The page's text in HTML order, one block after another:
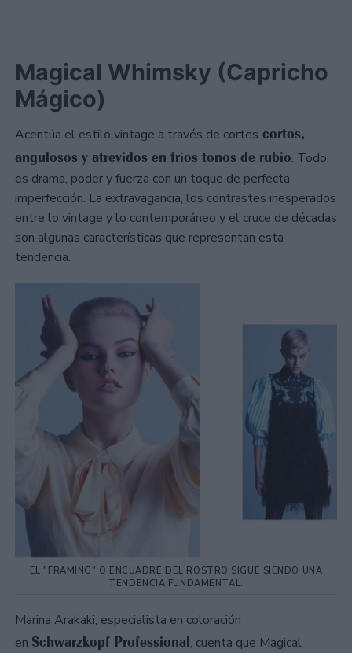
Magical Whimsky (Capricho
Mágico)
Acentúa el estilo vintage a través de cortes cortos,
angulosos y atrevidos en fríos tonos de rubio. Todo
es drama, poder y fuerza con un toque de perfecta
imperfección. La extravagancia, los contrastes inesperados
entre lo vintage y lo contemporáneo y el cruce de décadas
son algunas características que representan esta
tendencia.
EL "FRAMING" O ENCUADRE DEL ROSTRO SIGUE SIENDO UNA
TENDENCIA FUNDAMENTAL.
Marina Arakaki, especialista en coloración
en Schwarzkopf Professional, cuenta que Magical